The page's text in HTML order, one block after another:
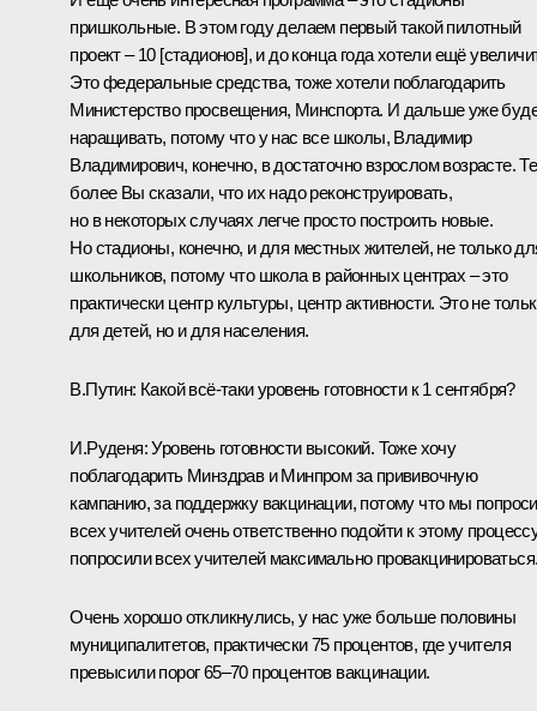
пришкольные. В этом году делаем первый такой пилотный
проект – 10 [стадионов], и до конца года хотели ещё
Это федеральные средства, тоже хотели поблагодарить
Министерство просвещения, Минспорта. И дальше уже
наращивать, потому что у нас все школы, Владимир
Владимирович, конечно, в достаточно взрослом возрасте.
более Вы сказали, что их надо реконструировать,
но в некоторых случаях легче просто построить новые.
Но стадионы, конечно, и для местных жителей, не только
школьников, потому что школа в районных центрах – это
практически центр культуры, центр активности. Это не
для детей, но и для населения.
В.Путин: Какой всё-таки уровень готовности к 1 сентября?
И.Руденя:Уровень готовности высокий. Тоже хочу
поблагодарить Минздрав и Минпром за прививочную
кампанию, за поддержку вакцинации, потому что мы
всех учителей очень ответственно подойти к этому
попросили всех учителей максимально
Очень хорошо откликнулись, у нас уже больше половины
муниципалитетов, практически 75 процентов, где учителя
превысили порог 65–70 процентов вакцинации.